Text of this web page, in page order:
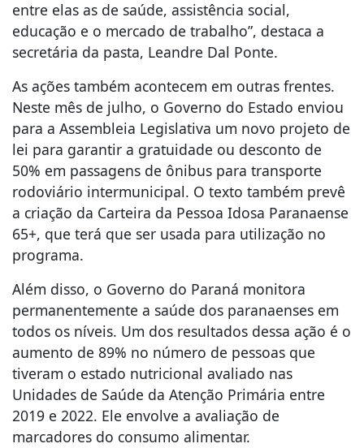
entre elas as de saúde, assistência social,
educação e o mercado de trabalho”, destaca a
secretária da pasta, Leandre Dal Ponte.
As ações também acontecem em outras frentes.
Neste mês de julho, o Governo do Estado enviou
para a Assembleia Legislativa um novo projeto de
lei para garantir a gratuidade ou desconto de
50% em passagens de ônibus para transporte
rodoviário intermunicipal. O texto também prevê
a criação da Carteira da Pessoa Idosa Paranaense
65+, que terá que ser usada para utilização no
programa.
Além disso, o Governo do Paraná monitora
permanentemente a saúde dos paranaenses em
todos os níveis. Um dos resultados dessa ação é o
aumento de 89% no número de pessoas que
tiveram o estado nutricional avaliado nas
Unidades de Saúde da Atenção Primária entre
2019 e 2022. Ele envolve a avaliação de
marcadores do consumo alimentar.